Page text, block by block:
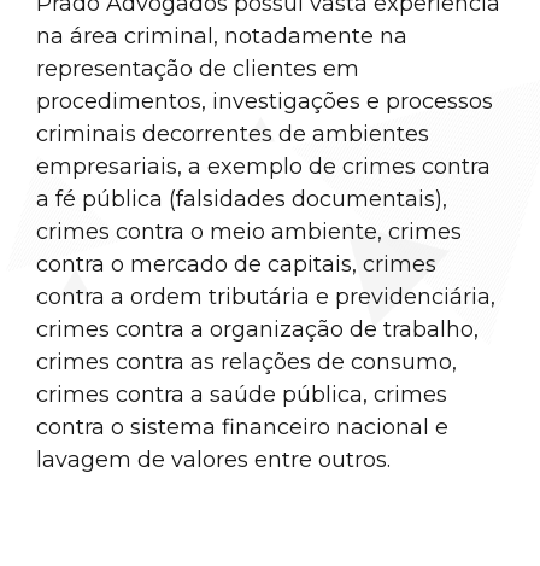
na área criminal, notadamente na
representação de clientes em
procedimentos, investigações e processos
criminais decorrentes de ambientes
empresariais, a exemplo de crimes contra
a fé pública (falsidades documentais),
crimes contra o meio ambiente, crimes
contra o mercado de capitais, crimes
contra a ordem tributária e previdenciária,
crimes contra a organização de trabalho,
crimes contra as relações de consumo,
crimes contra a saúde pública, crimes
contra o sistema financeiro nacional e
lavagem de valores entre outros.